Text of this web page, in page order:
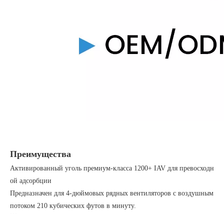
Преимущества
Активированный уголь премиум-класса 1200+ IAV для превосходн
ой адсорбции
Предназначен для 4-дюймовых рядных вентиляторов с воздушным
потоком 210 кубических футов в минуту.